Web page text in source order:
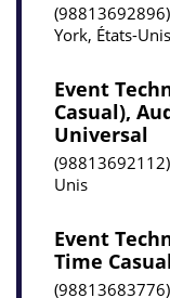
98813692896
York, États-Unis
Event
Casual),
Universal
98813692112
Unis
Event
Time
98813683776